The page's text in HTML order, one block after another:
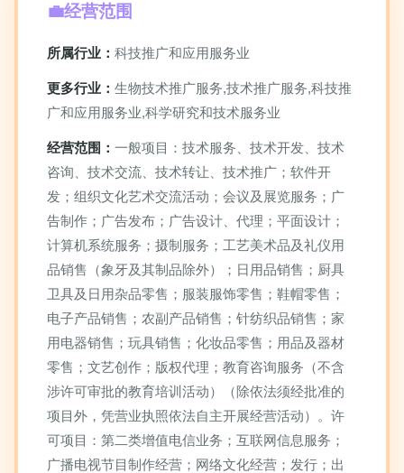
经营范围
所属行业： 科技推广和应用服务业
更多行业： 生物技术推广服务,技术推广服务,科技推
广和应用服务业,科学研究和技术服务业
经营范围： 一般项目：技术服务、技术开发、技术
咨询、技术交流、技术转让、技术推广；软件开
发；组织文化艺术交流活动；会议及展览服务；广
告制作；广告发布；广告设计、代理；平面设计；
计算机系统服务；摄制服务；工艺美术品及礼仪用
品销售（象牙及其制品除外）；日用品销售；厨具
卫具及日用杂品零售；服装服饰零售；鞋帽零售；
电子产品销售；农副产品销售；针纺织品销售；家
用电器销售；玩具销售；化妆品零售；用品及器材
零售；文艺创作；版权代理；教育咨询服务（不含
涉许可审批的教育培训活动）（除依法须经批准的
项目外，凭营业执照依法自主开展经营活动）。许
可项目：第二类增值电信业务；互联网信息服务；
广播电视节目制作经营；网络文化经营；发行；出